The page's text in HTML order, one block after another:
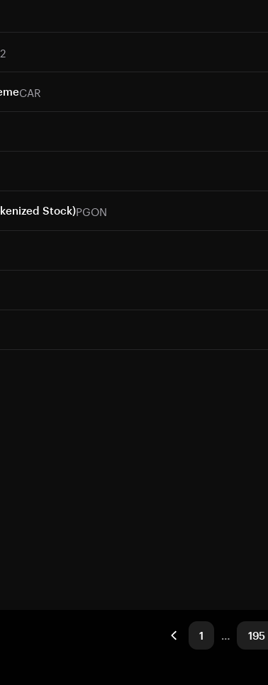
CAR
Stock)PGON
1 … 195